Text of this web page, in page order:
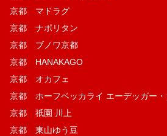
京都 マドラグ
京都 ナポリタン
京都 ブノワ京都
京都 HANAKAGO
京都 オカフェ
京都 ホーフベッカライ エーデッガー・
京都 祇園 川上
京都 東山ゆう豆